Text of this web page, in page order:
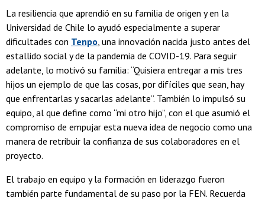
La resiliencia que aprendió en su familia de origen y en la
Universidad de Chile lo ayudó especialmente a superar
dificultades con Tenpo, una innovación nacida justo antes del
estallido social y de la pandemia de COVID-19. Para seguir
adelante, lo motivó su familia: “Quisiera entregar a mis tres
hijos un ejemplo de que las cosas, por difíciles que sean, hay
que enfrentarlas y sacarlas adelante”. También lo impulsó su
equipo, al que define como “mi otro hijo”, con el que asumió el
compromiso de empujar esta nueva idea de negocio como una
manera de retribuir la confianza de sus colaboradores en el
proyecto.
El trabajo en equipo y la formación en liderazgo fueron
también parte fundamental de su paso por la FEN. Recuerda